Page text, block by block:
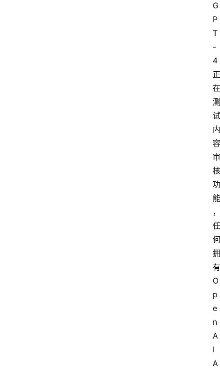
G
P
T
-
4
正
在
测
试
内
容
审
核
功
能
，
任
何
拥
有
O
p
e
n
A
I
A